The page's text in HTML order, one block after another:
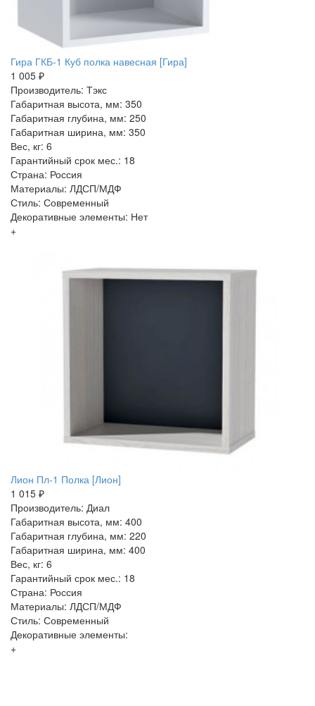
Гира ГКБ-1 Куб полка навесная [Гира]
1 005 ₽
Производитель: Тэкс
Габаритная высота, мм: 350
Габаритная глубина, мм: 250
Габаритная ширина, мм: 350
Вес, кг: 6
Гарантийный срок мес.: 18
Страна: Россия
Материалы: ЛДСП/МДФ
Стиль: Современный
Декоративные элементы: Нет
+
Лион Пл-1 Полка [Лион]
1 015 ₽
Производитель: Диал
Габаритная высота, мм: 400
Габаритная глубина, мм: 220
Габаритная ширина, мм: 400
Вес, кг: 6
Гарантийный срок мес.: 18
Страна: Россия
Материалы: ЛДСП/МДФ
Стиль: Современный
Декоративные элементы:
+